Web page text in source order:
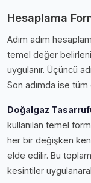
Hesaplama
Adım adım
temel değer
uygulanır. Üçüncü
Son adımda ise
Doğalgaz
kullanılan temel
her bir değişken
elde edilir. Bu
kesintiler